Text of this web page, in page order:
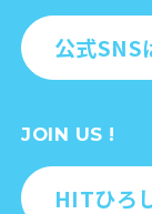
公式SNS
JOIN US !
HITひろ